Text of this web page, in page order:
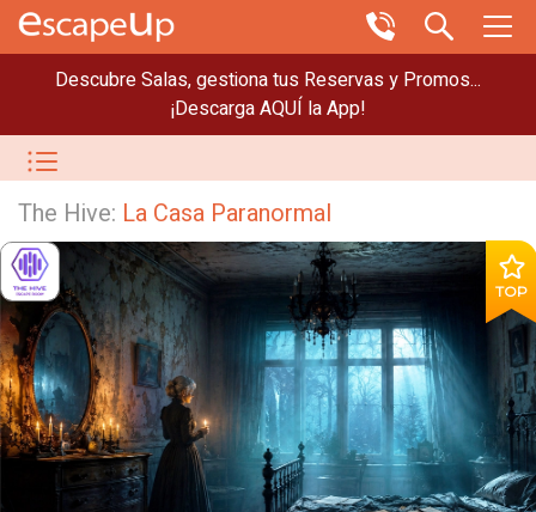
Descubre Salas, gestiona tus Reservas y Promos...
¡Descarga AQUÍ la App!
The Hive: La Casa Paranormal
TOP